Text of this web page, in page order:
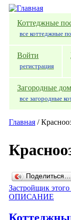
Перейти к
Коттеджные
все коттеджные
Войти
регистрация
Загородные
все загородные
Главная /
Поделиться…
Застройщик
ОПИСАНИЕ